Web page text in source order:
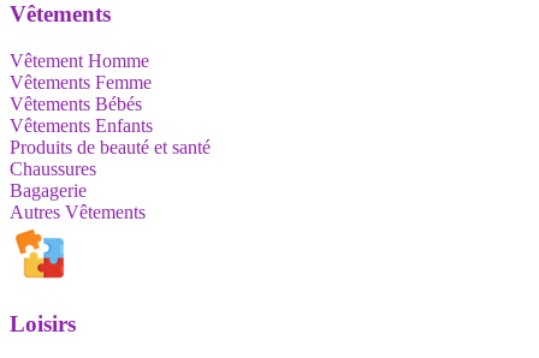
Vêtements
Vêtement Homme
Vêtements Femme
Vêtements Bébés
Vêtements Enfants
Produits de beauté et santé
Chaussures
Bagagerie
Autres Vêtements
Loisirs